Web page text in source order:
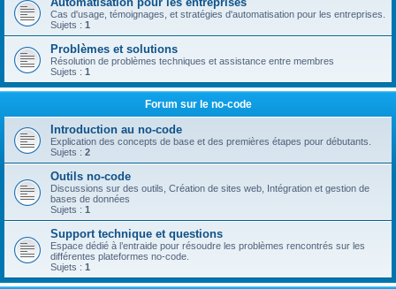
Cas d'usage, témoignages, et stratégies d'automatisation pour les entreprises.
Sujets : 1
Problèmes et solutions
Résolution de problèmes techniques et assistance entre membres
Sujets : 1
Forum sur le no-code
Introduction au no-code
Explication des concepts de base et des premières étapes pour débutants.
Sujets : 2
Outils no-code
Discussions sur des outils, Création de sites web, Intégration et gestion de
bases de données
Sujets : 1
Support technique et questions
Espace dédié à l’entraide pour résoudre les problèmes rencontrés sur les
différentes plateformes no-code.
Sujets : 1